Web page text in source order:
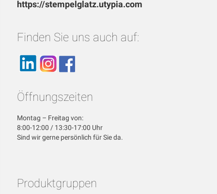
https://stempelglatz.utypia.com
Finden Sie uns auch auf:
Öffnungszeiten
Montag – Freitag von:
8:00-12:00 / 13:30-17:00 Uhr
Sind wir gerne persönlich für Sie da.
Produktgruppen